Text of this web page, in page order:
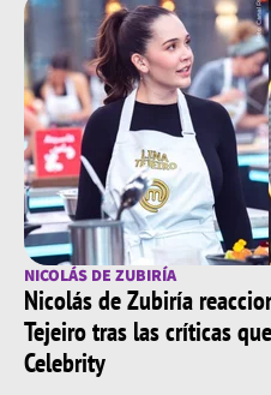
NICOLÁS DE ZUBIRÍA
Nicolás de Zubiría
Tejeiro tras las críticas
Celebrity